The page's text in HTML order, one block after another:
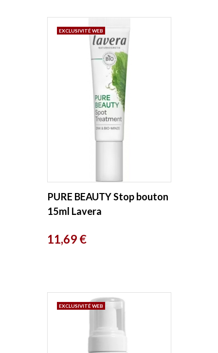
PURE BEAUTY Stop bouton
15ml Lavera
Prix
11,69 €
EXCLUSIVITÉ WEB
EXCLUSIVITÉ WEB